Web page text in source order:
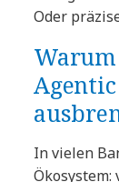
Oder
In vielen